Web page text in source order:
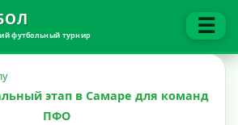
футбольный турнир ☰
этап в Самаре для команд
ПФО